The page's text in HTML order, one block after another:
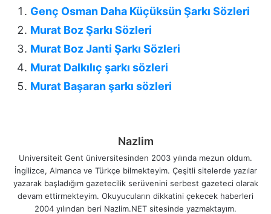
Genç Osman Daha Küçüksün Şarkı Sözleri
Murat Boz Şarkı Sözleri
Murat Boz Janti Şarkı Sözleri
Murat Dalkılıç şarkı sözleri
Murat Başaran şarkı sözleri
Nazlim
Universiteit Gent üniversitesinden 2003 yılında mezun oldum.
İngilizce, Almanca ve Türkçe bilmekteyim. Çeşitli sitelerde yazılar
yazarak başladığım gazetecilik serüvenini serbest gazeteci olarak
devam ettirmekteyim. Okuyucuların dikkatini çekecek haberleri
2004 yılından beri Nazlim.NET sitesinde yazmaktayım.